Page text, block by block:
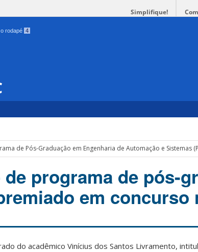
Simplifique!
rodapé 4
de Pós-Graduação em Engenharia de Automação e Sistemas
programa de pós-
em concurso
do acadêmico Vinícius dos Santos Livramento,